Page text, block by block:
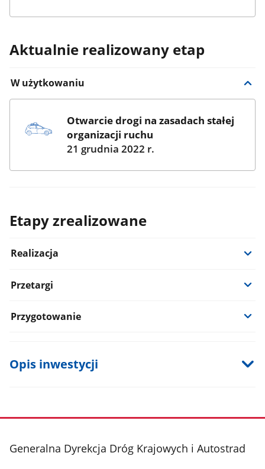
Aktualnie realizowany etap
W użytkowaniu
Otwarcie drogi na zasadach stałej
organizacji ruchu
21 grudnia 2022 r.
Etapy zrealizowane
Realizacja
Przetargi
Przygotowanie
Opis inwestycji
stopka
Generalna Dyrekcja Dróg Krajowych i Autostrad